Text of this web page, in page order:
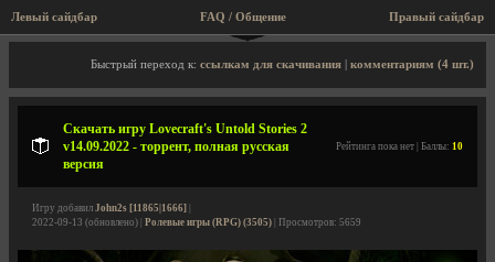
Левый сайдбар Правый сайдбар
FAQ / Общение
Описание игры, торрент, скриншоты, видео
Быстрый переход к: ссылкам для скачивания комментариям (4 шт.)
Скачать игру Lovecraft's Untold Stories 2
v14.09.2022 - торрент, полная русская
версия
Рейтинга пока нет | Баллы: 10
Игру добавил John2s [11865|1666]
2022-09-13 (обновлено) | Ролевые игры (RPG) (3505) | Просмотров: 5659